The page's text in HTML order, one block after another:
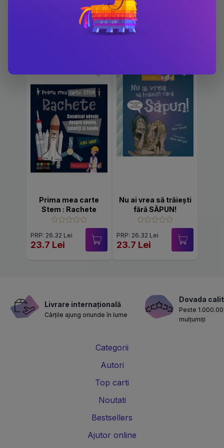
Carti scrise de Alex Wolf
Prima mea carte
Stem : Rachete
PRP: 26.32 Lei
23.7 Lei
Nu ai vrea să trăieşti
fără SĂPUN!
PRP: 26.32 Lei
23.7 Lei
Livrare internațională
Cărțile ajung oriunde în lume
Dovada
Peste
mulțumiți
Categorii
Autori
Top carti
Noutati
Bestsellers
Ajutor online